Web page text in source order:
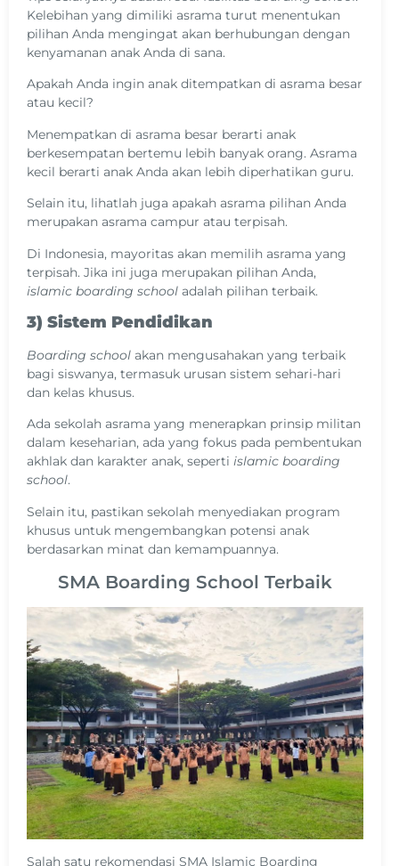
Kelebihan yang dimiliki asrama turut menentukan
pilihan Anda mengingat akan berhubungan dengan
kenyamanan anak Anda di sana.
Apakah Anda ingin anak ditempatkan di asrama besar
atau kecil?
Menempatkan di asrama besar berarti anak
berkesempatan bertemu lebih banyak orang. Asrama
kecil berarti anak Anda akan lebih diperhatikan guru.
Selain itu, lihatlah juga apakah asrama pilihan Anda
merupakan asrama campur atau terpisah.
Di Indonesia, mayoritas akan memilih asrama yang
terpisah. Jika ini juga merupakan pilihan Anda,
islamic boarding school adalah pilihan terbaik.
3) Sistem Pendidikan
Boarding school akan mengusahakan yang terbaik
bagi siswanya, termasuk urusan sistem sehari-hari
dan kelas khusus.
Ada sekolah asrama yang menerapkan prinsip militan
dalam keseharian, ada yang fokus pada pembentukan
akhlak dan karakter anak, seperti islamic boarding
school.
Selain itu, pastikan sekolah menyediakan program
khusus untuk mengembangkan potensi anak
berdasarkan minat dan kemampuannya.
SMA Boarding School Terbaik
Salah satu rekomendasi SMA Islamic Boarding